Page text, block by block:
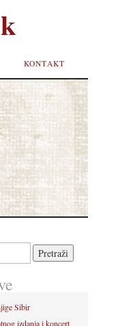
KONTAKT
Sibir
izdanja i koncert